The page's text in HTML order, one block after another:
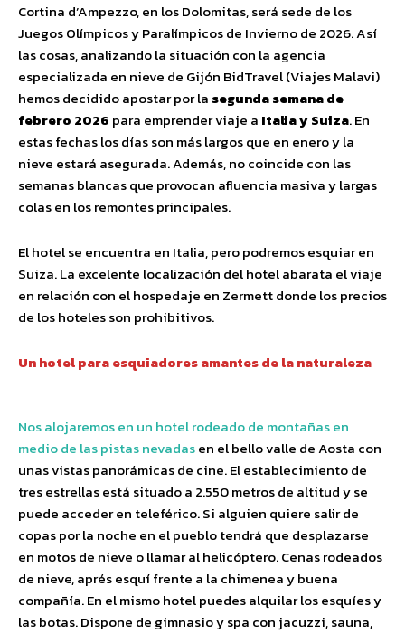
Cortina d’Ampezzo, en los Dolomitas, será sede de los
Juegos Olímpicos y Paralímpicos de Invierno de 2026. Así
las cosas, analizando la situación con la agencia
especializada en nieve de Gijón BidTravel (Viajes Malavi)
hemos decidido apostar por la segunda semana de
febrero 2026 para emprender viaje a Italia y Suiza. En
estas fechas los días son más largos que en enero y la
nieve estará asegurada. Además, no coincide con las
semanas blancas que provocan afluencia masiva y largas
colas en los remontes principales.
El hotel se encuentra en Italia, pero podremos esquiar en
Suiza. La excelente localización del hotel abarata el viaje
en relación con el hospedaje en Zermett donde los precios
de los hoteles son prohibitivos.
Un hotel para esquiadores amantes de la naturaleza
Nos alojaremos en un hotel rodeado de montañas en
medio de las pistas nevadasen el bello valle de Aosta con
unas vistas panorámicas de cine. El establecimiento de
tres estrellas está situado a 2.550 metros de altitud y se
puede acceder en teleférico. Si alguien quiere salir de
copas por la noche en el pueblo tendrá que desplazarse
en motos de nieve o llamar al helicóptero. Cenas rodeados
de nieve, aprés esquí frente a la chimenea y buena
compañía. En el mismo hotel puedes alquilar los esquíes y
las botas. Dispone de gimnasio y spa con jacuzzi, sauna,